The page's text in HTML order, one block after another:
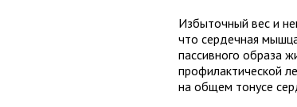
Избыточный вес и
что сердечная
пассивного образа
профилактической
на общем тонусе